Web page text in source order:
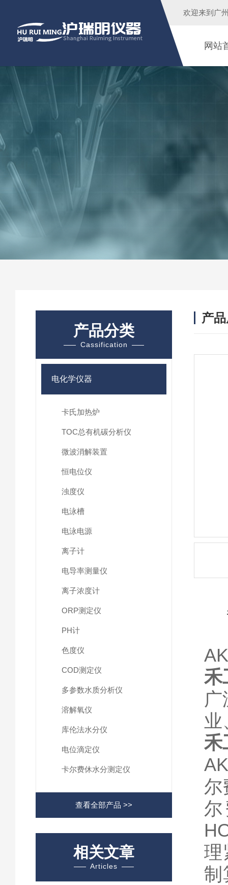
欢迎来到广
网站
产品分类
Cassification
电化学仪器
卡氏加热炉
TOC总有机碳分析仪
微波消解装置
恒电位仪
浊度仪
电泳槽
电泳电源
离子计
电导率测量仪
离子浓度计
ORP测定仪
PH计
色度仪
COD测定仪
多参数水质分析仪
溶解氧仪
库伦法水分仪
电位滴定仪
卡尔费休水分测定仪
查看全部产品 >>
相关文章
Articles
产
禾
业
禾
尔
理
制